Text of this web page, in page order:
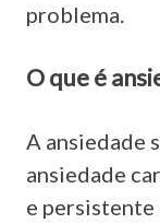
problema.
O que é
A ansiedade
ansiedade
e persistente